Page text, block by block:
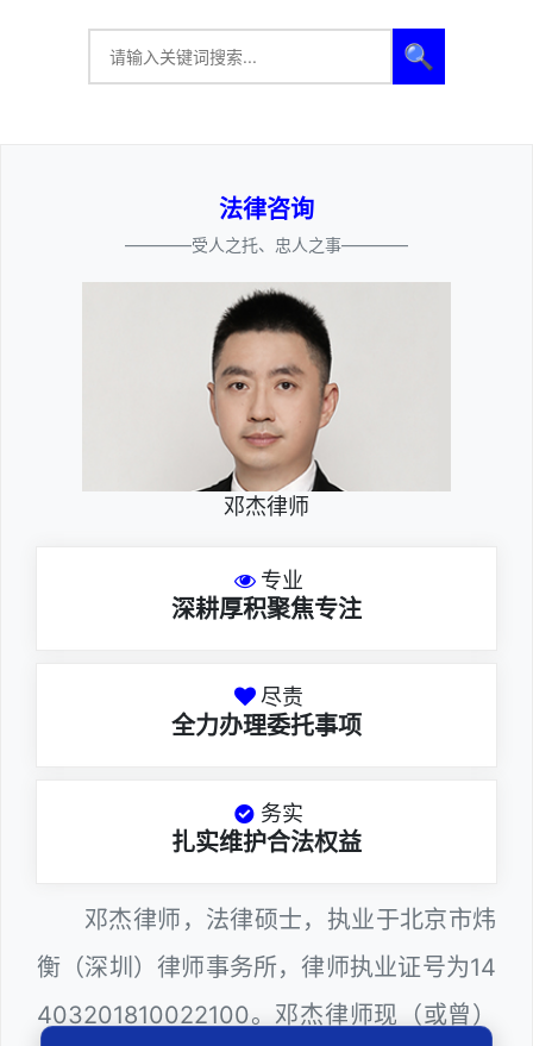
🔍
法律咨询
————受人之托、忠人之事————
邓杰律师
专业
深耕厚积聚焦专注
尽责
全力办理委托事项
务实
扎实维护合法权益
邓杰律师，法律硕士，执业于北京市炜
衡（深圳）律师事务所，律师执业证号为14
403201810022100。邓杰律师现（或曾）